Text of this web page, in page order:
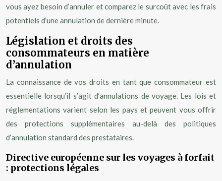
vous ayez besoin d’annuler et comparez le surcoût avec les frais
potentiels d’une annulation de dernière minute.
Législation et droits des
consommateurs en matière
d’annulation
La connaissance de vos droits en tant que consommateur est
essentielle lorsqu’il s’agit d’annulations de voyage. Les lois et
réglementations varient selon les pays et peuvent vous offrir
des protections supplémentaires au-delà des politiques
d’annulation standard des prestataires.
Directive européenne sur les voyages à forfait
: protections légales